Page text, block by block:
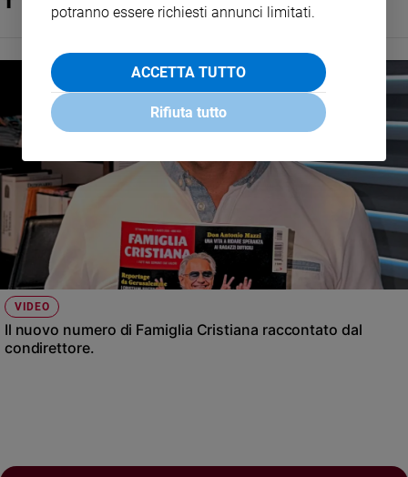
VIDEO
Il nuovo numero di Famiglia Cristiana raccontato dal
condirettore.
potranno essere richiesti annunci limitati.
ACCETTA TUTTO
Rifiuta tutto